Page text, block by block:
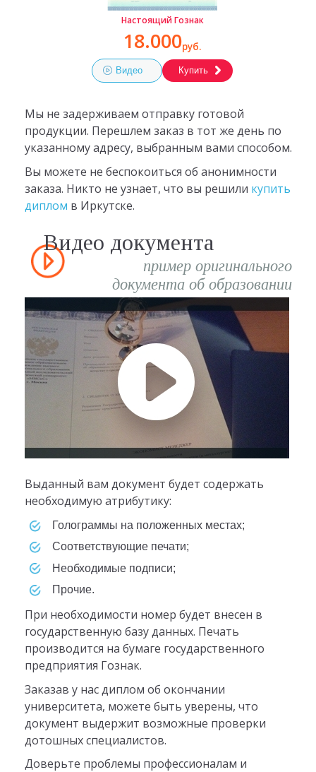
Настоящий Гознак
18.000руб.
Видео Купить
Мы не задерживаем отправку готовой
продукции. Перешлем заказ в тот же день по
указанному адресу, выбранным вами способом.
Вы можете не беспокоиться об анонимности
заказа. Никто не узнает, что вы решили купить
диплом в Иркутске.
Видео документа
пример оригинального
документа об образовании
Выданный вам документ будет содержать
необходимую атрибутику:
голограммы на положенных местах;
соответствующие печати;
необходимые подписи;
прочие.
При необходимости номер будет внесен в
государственную базу данных. Печать
производится на бумаге государственного
предприятия Гознак.
Заказав у нас диплом об окончании
университета, можете быть уверены, что
документ выдержит возможные проверки
дотошных специалистов.
Доверьте проблемы профессионалам и